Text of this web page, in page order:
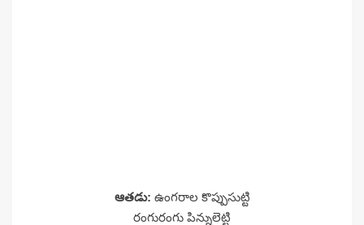
ఆతడు: ఉంగరాల కొప్పుసుట్టి
రంగురంగు పిన్నులెట్టి